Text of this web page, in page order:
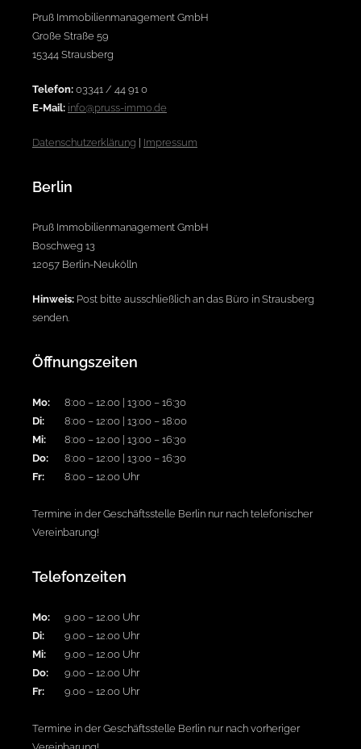
Pruß Immobilienmanagement GmbH
Große Straße 59
15344 Strausberg
Telefon: 03341 / 44 91 0
E-Mail: info@pruss-immo.de
Datenschutzerklärung Impressum
Berlin
Pruß Immobilienmanagement GmbH
Boschweg 13
12057 Berlin-Neukölln
Hinweis: Post bitte ausschließlich an das Büro in Strausberg
senden.
Öffnungszeiten
Mo:
8:00 – 12.00 | 13:00 – 16:30
Di:
8:00 – 12:00 | 13:00 – 18:00
Mi:
8:00 – 12.00 | 13:00 – 16:30
Do:
8:00 – 12:00 | 13:00 – 16:30
Fr:
8:00 – 12.00 Uhr
Termine in der Geschäftsstelle Berlin nur nach telefonischer
Vereinbarung!
Telefonzeiten
Mo:
9.00 – 12.00 Uhr
Di:
9.00 – 12.00 Uhr
Mi:
9.00 – 12.00 Uhr
Do:
9.00 – 12.00 Uhr
Fr:
9.00 – 12.00 Uhr
Termine in der Geschäftsstelle Berlin nur nach vorheriger